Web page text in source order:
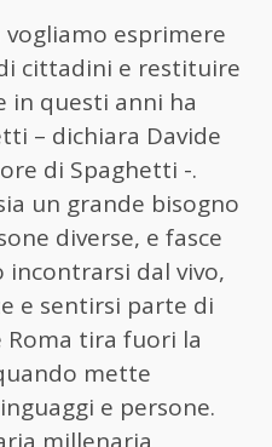
esprimere
cittadini e restituire
in questi anni ha
– dichiara Davide
di Spaghetti -.
un grande bisogno
diverse, e fasce
incontrarsi dal vivo,
e sentirsi parte di
tira fuori la
mette
e persone.